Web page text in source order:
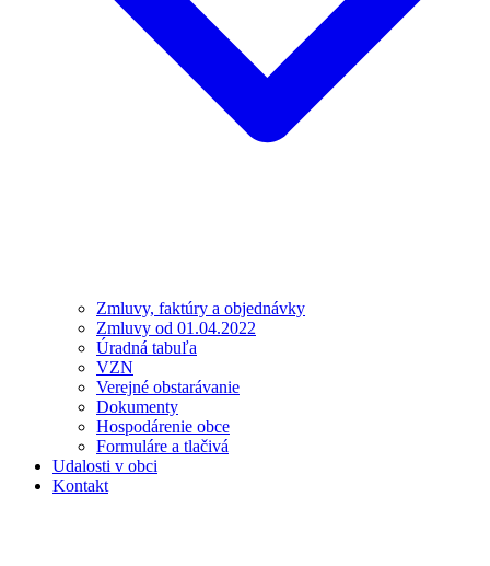
Zmluvy, faktúry a objednávky
Zmluvy od 01.04.2022
Úradná tabuľa
VZN
Verejné obstarávanie
Dokumenty
Hospodárenie obce
Formuláre a tlačivá
Udalosti v obci
Kontakt